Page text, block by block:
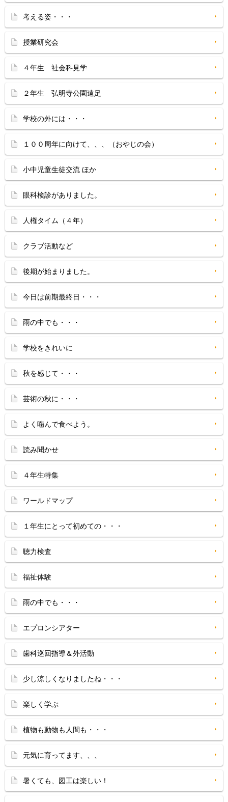
考える姿・・・
授業研究会
４年生 社会科見学
２年生 弘明寺公園遠足
学校の外には・・・
１００周年に向けて、、、（おやじの会）
小中児童生徒交流 ほか
眼科検診がありました。
人権タイム（４年）
クラブ活動など
後期が始まりました。
今日は前期最終日・・・
雨の中でも・・・
学校をきれいに
秋を感じて・・・
芸術の秋に・・・
よく噛んで食べよう。
読み聞かせ
４年生特集
ワールドマップ
１年生にとって初めての・・・
聴力検査
福祉体験
雨の中でも・・・
エプロンシアター
歯科巡回指導＆外活動
少し涼しくなりましたね・・・
楽しく学ぶ
植物も動物も人間も・・・
元気に育ってます、、、
暑くても、図工は楽しい！